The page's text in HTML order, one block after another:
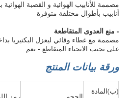
مصممة للأنابيب الهوائية و القصبة الهوائية
أنابيب بأطوال مختلفة متوفرة
- منع العدوى المتقاطعة
مصممة مع غطاء وقائي ليعزل البكتيريا
على تجنب الانحناء المتقاطع.- نعم
ورقة بيانات المنتج
(ب)المادة